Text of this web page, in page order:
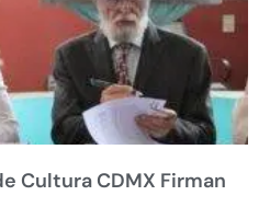
Cultura CDMX Firman